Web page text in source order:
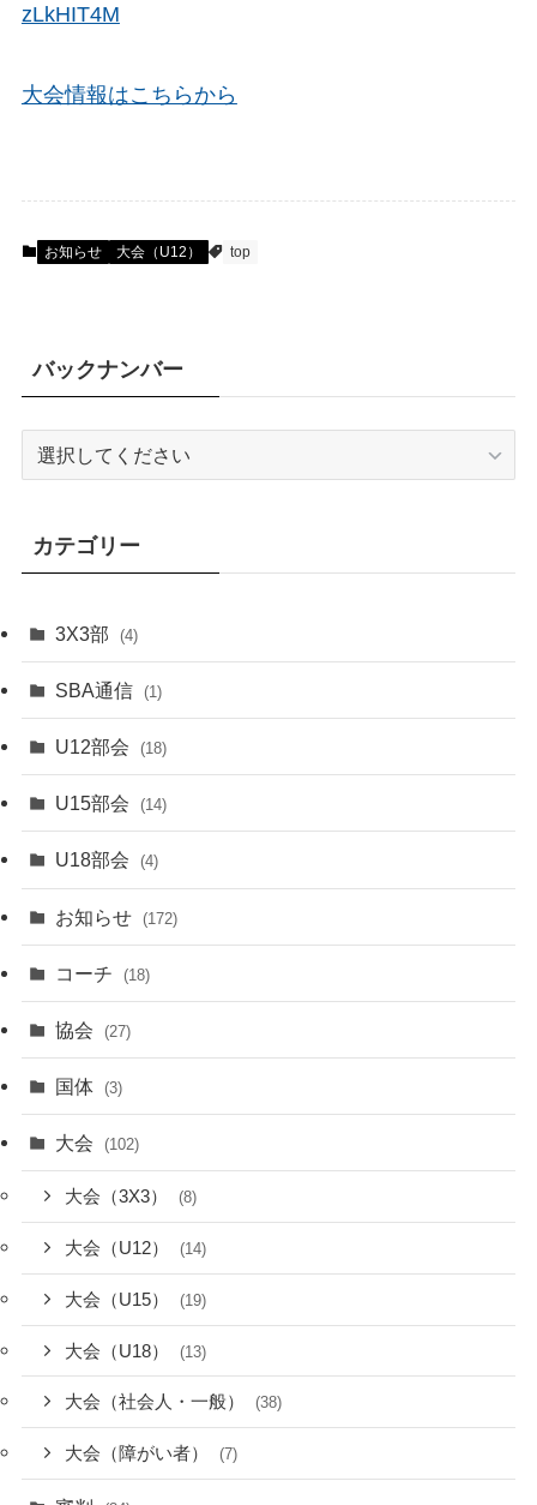
zLkHIT4M
大会情報はこちらから
お知らせ 大会（U12） top
バックナンバー
カテゴリー
3X3部 (4)
SBA通信 (1)
U12部会 (18)
U15部会 (14)
U18部会 (4)
お知らせ (172)
コーチ (18)
協会 (27)
国体 (3)
大会 (102)
大会（3X3） (8)
大会（U12） (14)
大会（U15） (19)
大会（U18） (13)
大会（社会人・一般） (38)
大会（障がい者） (7)